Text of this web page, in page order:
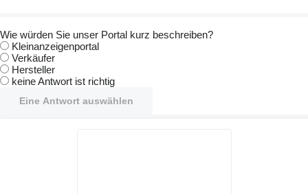
Wie würden Sie unser Portal kurz beschreiben?
Kleinanzeigenportal
Verkäufer
Hersteller
keine Antwort ist richtig
Eine Antwort auswählen